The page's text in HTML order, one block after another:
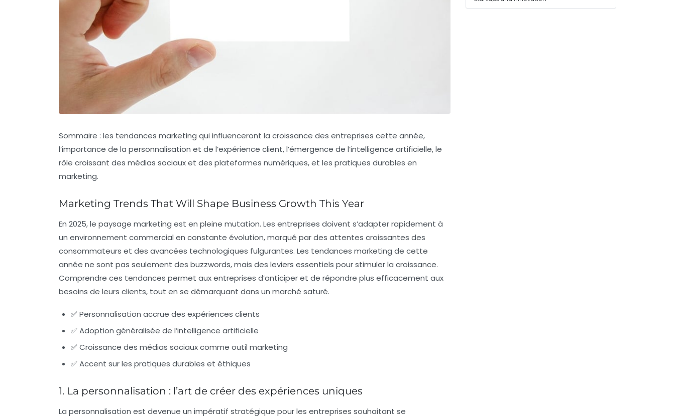
Sommaire : les tendances marketing qui influenceront la croissance des entreprises cette année,
l’importance de la personnalisation et de l’expérience client, l’émergence de l’intelligence artificielle, le
rôle croissant des médias sociaux et des plateformes numériques, et les pratiques durables en
marketing.
Marketing Trends That Will Shape Business Growth This Year
En 2025, le paysage marketing est en pleine mutation. Les entreprises doivent s’adapter rapidement à
un environnement commercial en constante évolution, marqué par des attentes croissantes des
consommateurs et des avancées technologiques fulgurantes. Les tendances marketing de cette
année ne sont pas seulement des buzzwords, mais des leviers essentiels pour stimuler la croissance.
Comprendre ces tendances permet aux entreprises d’anticiper et de répondre plus efficacement aux
besoins de leurs clients, tout en se démarquant dans un marché saturé.
✅ Personnalisation accrue des expériences clients
✅ Adoption généralisée de l’intelligence artificielle
✅ Croissance des médias sociaux comme outil marketing
✅ Accent sur les pratiques durables et éthiques
1. La personnalisation : l’art de créer des expériences uniques
La personnalisation est devenue un impératif stratégique pour les entreprises souhaitant se